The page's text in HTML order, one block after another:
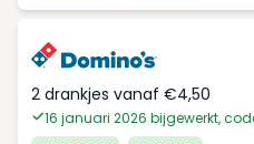
2 drankjes vanaf €4,50
16 januari 2026 bijgewerkt,